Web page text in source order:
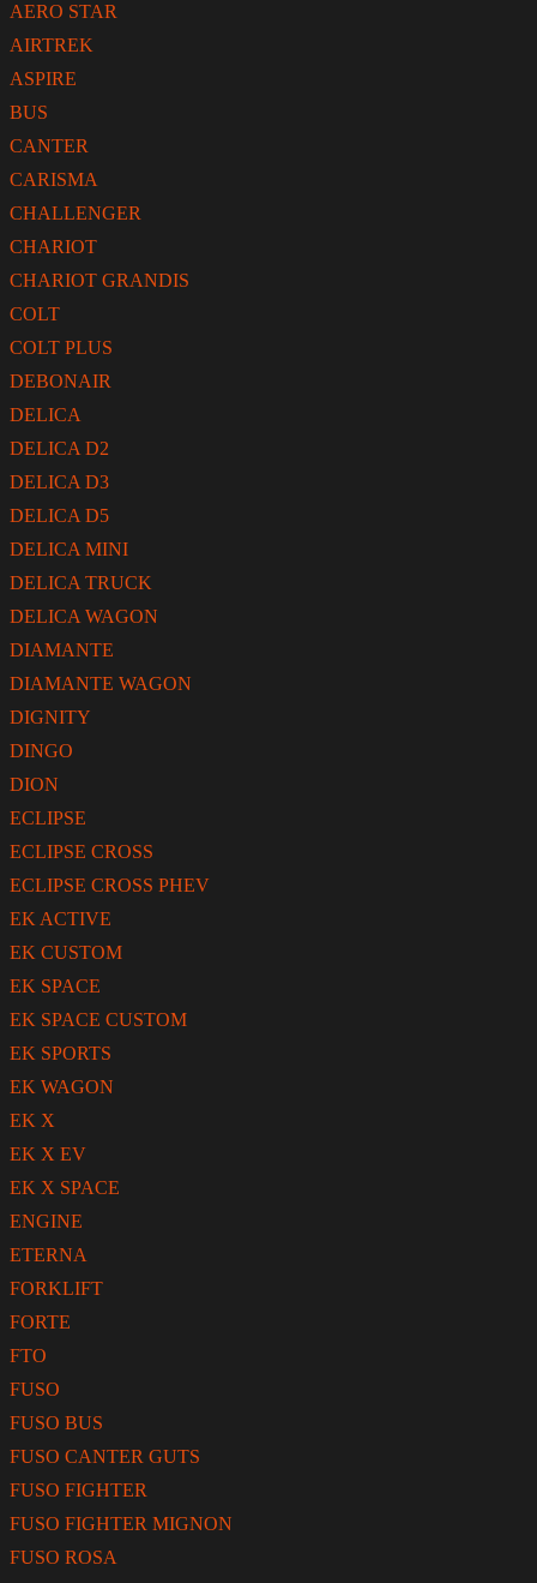
AERO STAR
AIRTREK
ASPIRE
BUS
CANTER
CARISMA
CHALLENGER
CHARIOT
CHARIOT GRANDIS
COLT
COLT PLUS
DEBONAIR
DELICA
DELICA D2
DELICA D3
DELICA D5
DELICA MINI
DELICA TRUCK
DELICA WAGON
DIAMANTE
DIAMANTE WAGON
DIGNITY
DINGO
DION
ECLIPSE
ECLIPSE CROSS
ECLIPSE CROSS PHEV
EK ACTIVE
EK CUSTOM
EK SPACE
EK SPACE CUSTOM
EK SPORTS
EK WAGON
EK X
EK X EV
EK X SPACE
ENGINE
ETERNA
FORKLIFT
FORTE
FTO
FUSO
FUSO BUS
FUSO CANTER GUTS
FUSO FIGHTER
FUSO FIGHTER MIGNON
FUSO ROSA